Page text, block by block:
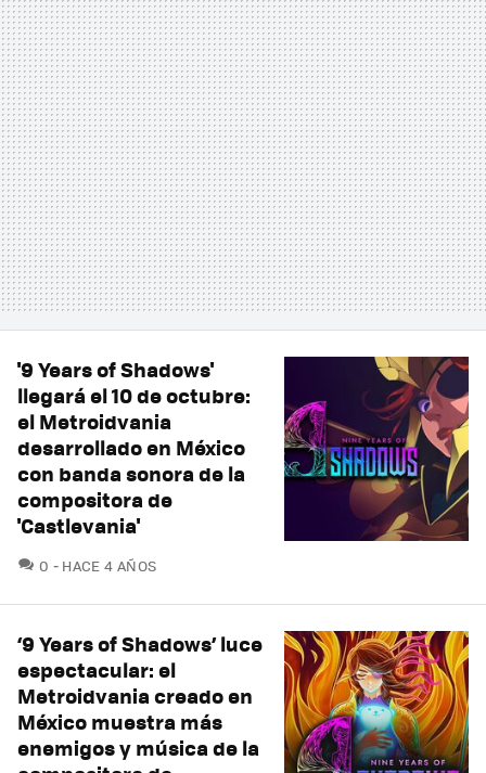
'9 Years of Shadows'
llegará el 10 de octubre:
el Metroidvania
desarrollado en México
con banda sonora de la
compositora de
'Castlevania'
0 COMENTARIOS
HACE 4 AÑOS
‘9 Years of Shadows’ luce
espectacular: el
Metroidvania creado en
México muestra más
enemigos y música de la